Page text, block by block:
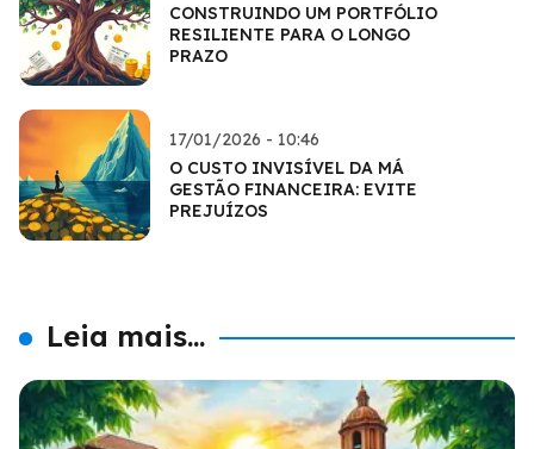
CONSTRUINDO UM PORTFÓLIO
RESILIENTE PARA O LONGO
PRAZO
17/01/2026 - 10:46
O CUSTO INVISÍVEL DA MÁ
GESTÃO FINANCEIRA: EVITE
PREJUÍZOS
Leia mais...